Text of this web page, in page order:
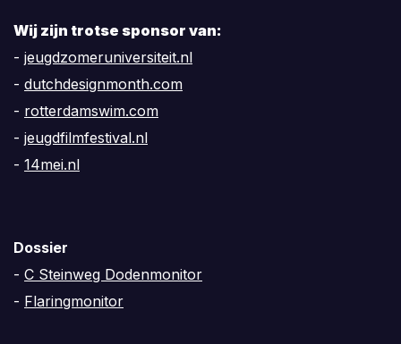
Wij zijn trotse sponsor van:
- jeugdzomeruniversiteit.nl
- dutchdesignmonth.com
- rotterdamswim.com
- jeugdfilmfestival.nl
- 14mei.nl
Dossier
- C Steinweg Dodenmonitor
- Flaringmonitor